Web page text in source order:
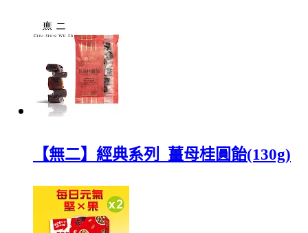
【無二】經典系列_薑母桂圓飴(130g)